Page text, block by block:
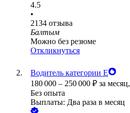
4.5
•
2134 отзыва
Балтым
Можно без резюме
Откликнуться
Водитель категории Е
180 000 – 250 000 ₽ за месяц,
Без опыта
Выплаты: Два раза в месяц